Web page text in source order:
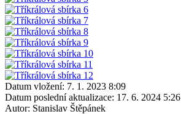
Datum vložení: 7. 1. 2023 8:09
Datum poslední aktualizace: 17. 6. 2024 5:26
Autor: Stanislav Štěpánek